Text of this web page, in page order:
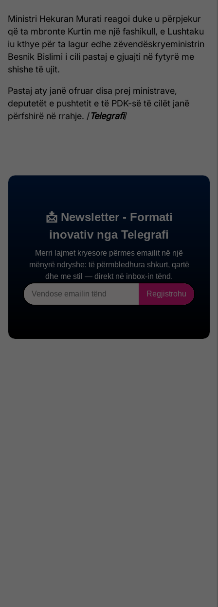
Ministri Hekuran Murati reagoi duke u përpjekur
që ta mbronte Kurtin me një fashikull, e Lushtaku
iu kthye për ta lagur edhe zëvendëskryeministrin
Besnik Bislimi i cili pastaj e gjuajti në fytyrë me
shishe të ujit.
Pastaj aty janë ofruar disa prej ministrave,
deputetët e pushtetit e të PDK-së të cilët janë
përfshirë në rrahje. /Telegrafi/